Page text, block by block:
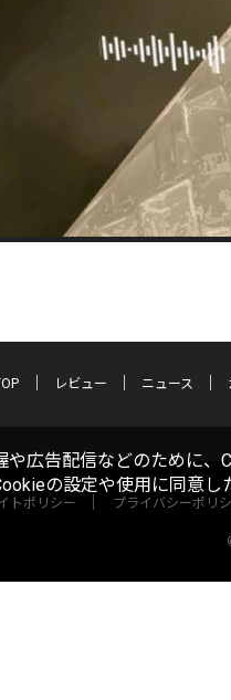
レビュー ニュース
トポリシー プライバシーポリ
広告配信などのために
の設定や使用に同意